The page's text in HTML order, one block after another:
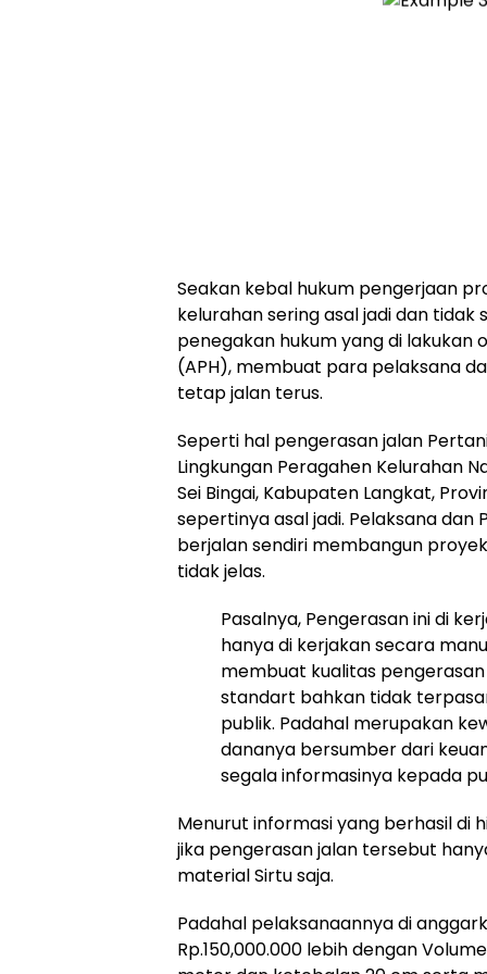
Seakan kebal hukum pengerjaan
kelurahan sering asal jadi dan tidak
penegakan hukum yang di lakukan
(APH), membuat para pelaksana
tetap jalan terus.
Seperti hal pengerasan jalan
Lingkungan Peragahen Kelurahan
Sei Bingai, Kabupaten Langkat,
sepertinya asal jadi. Pelaksana
berjalan sendiri membangun
tidak jelas.
Pasalnya, Pengerasan ini di
hanya di kerjakan secara
membuat kualitas
standart bahkan tidak
publik. Padahal merupakan
dananya bersumber dari
segala informasinya kepada
Menurut informasi yang berhasil di
jika pengerasan jalan tersebut
material Sirtu saja.
Padahal pelaksanaannya di
Rp.150,000.000 lebih dengan